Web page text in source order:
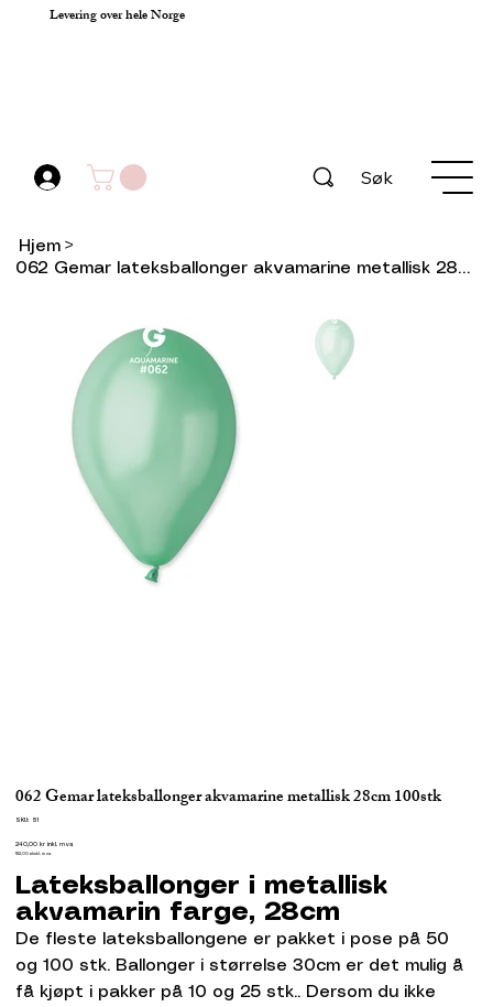
Levering over hele Norge
Søk
Hjem >
062 Gemar lateksballonger akvamarine metallisk 28cm 100stk
062 Gemar lateksballonger akvamarine metallisk 28cm 100stk
SKU:
SKU
51
Pris
240,00 kr inkl. mva
192,00 ekskl. mva
Lateksballonger i metallisk
akvamarin farge, 28cm
De fleste lateksballongene er pakket i pose på 50
og 100 stk. Ballonger i størrelse 30cm er det mulig å
få kjøpt i pakker på 10 og 25 stk.. Dersom du ikke